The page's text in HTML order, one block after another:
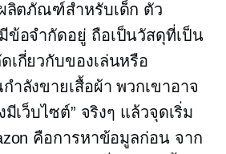
ลิตภัณฑ์สำหรับเด็ก ตัว
อจำกัดอยู่ ถือเป็นวัสดุที่เป็น
เกี่ยวกับของเล่นหรือ
ำลังขายเสื้อผ้า พวกเขาอาจ
เว็บไซต์” จริงๆ แล้วจุดเริ่ม
คือการหาข้อมูลก่อน จาก